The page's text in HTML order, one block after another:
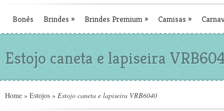
Bonés Brindes » Brindes Premium» Camisas »
Estojo caneta e lapiseira
Home » Estojos » Estojo caneta e lapiseira VRB6040